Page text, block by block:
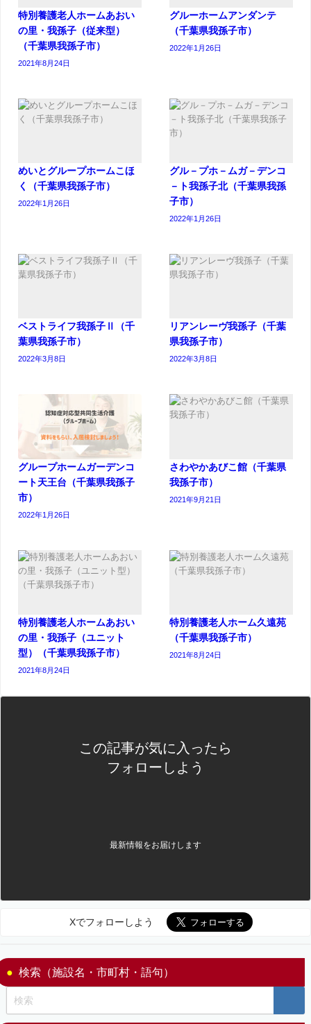
特別養護老人ホームあおい
の里・我孫子（従来型）
（千葉県我孫子市）
2021年8月24日
グルーホームアンダンテ
（千葉県我孫子市）
2022年1月26日
めいとグループホームこほ
く（千葉県我孫子市）
2022年1月26日
グル－プホ－ムガ－デンコ
－ト我孫子北（千葉県我孫
子市）
2022年1月26日
ベストライフ我孫子Ⅱ（千
葉県我孫子市）
2022年3月8日
リアンレーヴ我孫子（千葉
県我孫子市）
2022年3月8日
グループホームガーデンコ
ート天王台（千葉県我孫子
市）
2022年1月26日
さわやかあびこ館（千葉県
我孫子市）
2021年9月21日
特別養護老人ホームあおい
の里・我孫子（ユニット
型）（千葉県我孫子市）
2021年8月24日
特別養護老人ホーム久遠苑
（千葉県我孫子市）
2021年8月24日
この記事が気に入ったら
フォローしよう
最新情報をお届けします
Xでフォローしよう
検索（施設名・市町村・語句）